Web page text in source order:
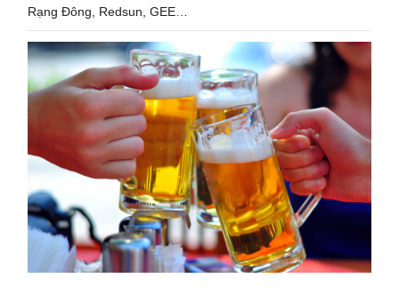
Rạng Đông, Redsun, GEE…